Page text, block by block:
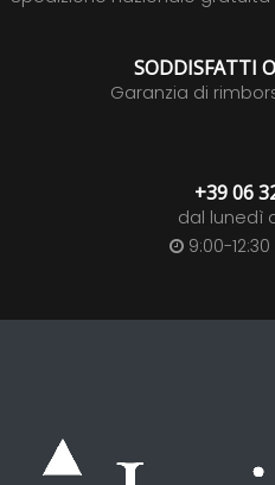
SODDISFATTI
Garanzia di
+39 06
dal lunedì
9:00-12:30